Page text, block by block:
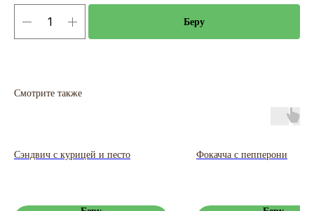
Беру
Смотрите также
Сэндвич с курицей и песто Фокачча с пепперони